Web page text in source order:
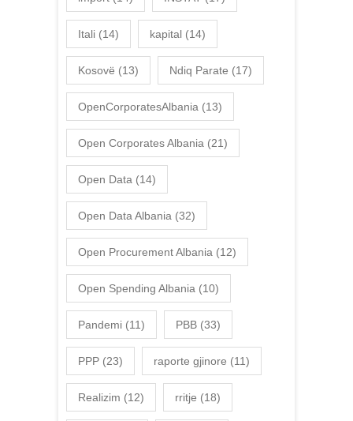
Itali (14) kapital (14)
Kosovë (13) Ndiq Parate (17)
OpenCorporatesAlbania (13)
Open Corporates Albania (21)
Open Data (14)
Open Data Albania (32)
Open Procurement Albania (12)
Open Spending Albania (10)
Pandemi (11) PBB (33)
PPP (23) raporte gjinore (11)
Realizim (12) rritje (18)